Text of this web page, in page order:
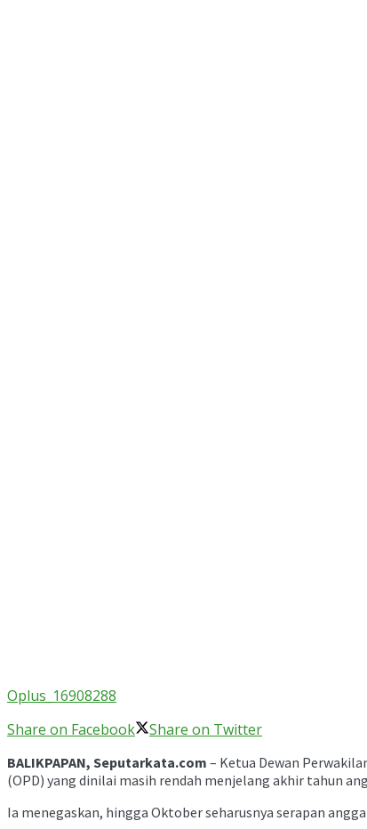
Oplus_16908288
Share on Facebook
Share on Twitter
BALIKPAPAN, Seputarkata.com – Ketua Dewan
(OPD) yang dinilai masih rendah menjelang akhir tahun
Ia menegaskan, hingga Oktober seharusnya serapan